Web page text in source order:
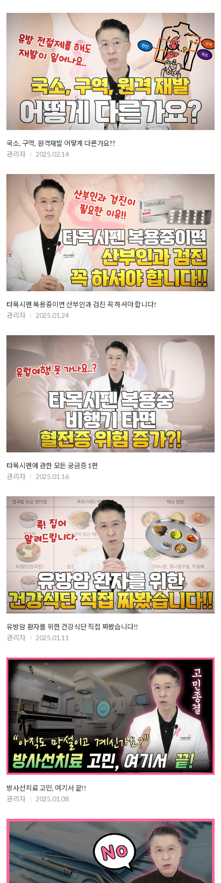
국소, 구역, 원격재발 어떻게 다른가요??
관리자
2025.02.14
타목시펜 복용중이면 산부인과 검진 꼭 하셔야 합니다!
관리자
2025.01.24
타목시펜에 관한 모든 궁금증 1편
관리자
2025.01.16
유방암 환자를 위한 건강식단 직접 짜봤습니다!!
관리자
2025.01.11
방사선치료 고민, 여기서 끝!!
관리자
2025.01.08